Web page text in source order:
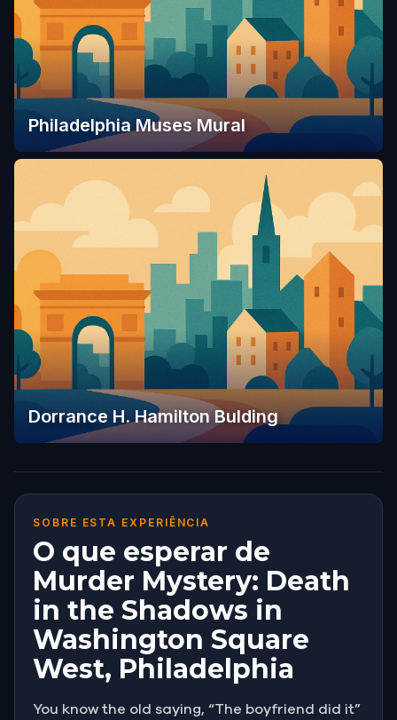
Philadelphia Muses Mural
Dorrance H. Hamilton Bulding
SOBRE ESTA EXPERIÊNCIA
O que esperar de
Murder Mystery: Death
in the Shadows in
Washington Square
West, Philadelphia
You know the old saying, “The boyfriend did it”